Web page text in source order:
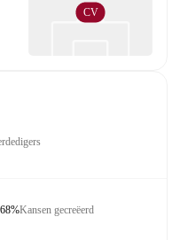
CV
Kansen gecreëerd
68%